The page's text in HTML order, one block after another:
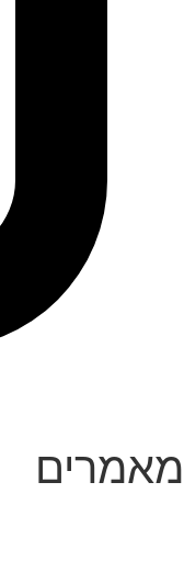
מאמרים